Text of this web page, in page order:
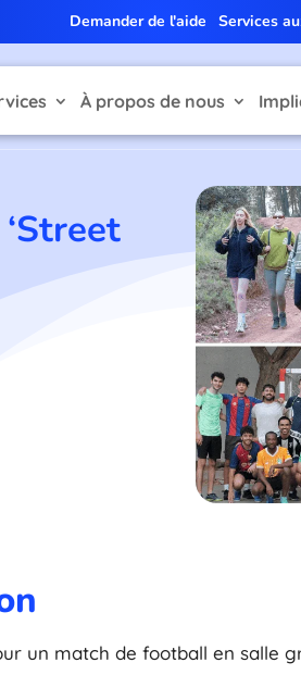
Demander de l'aide Services
À propos de nous
un match de football en salle